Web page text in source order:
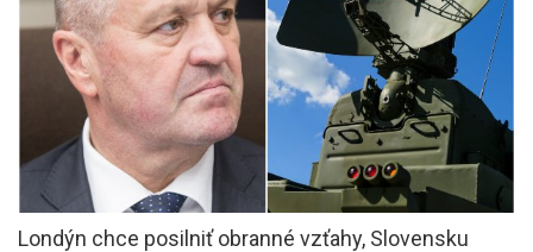
Londýn chce posilniť obranné vzťahy, Slovensku